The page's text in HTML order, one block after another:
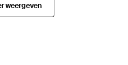
weergeven